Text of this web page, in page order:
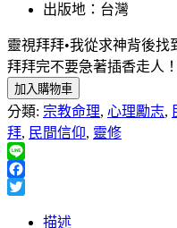
出版地：台灣
靈視拜拜•我從求神背後找
拜拜完不要急著插香走人
加入購物車
分類: 宗教命理, 心理勵志,
拜, 民間信仰, 靈修
Line
Facebook
描述